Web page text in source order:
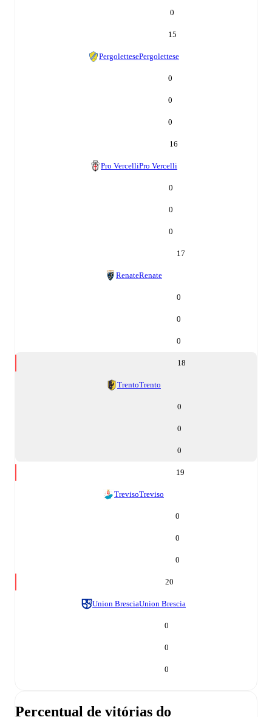
0
15
PergolettesePergolettese
0
0
0
16
Pro VercelliPro Vercelli
0
0
0
17
RenateRenate
0
0
0
18
TrentoTrento
0
0
0
19
TrevisoTreviso
0
0
0
20
Union BresciaUnion Brescia
0
0
0
Percentual de vitórias do